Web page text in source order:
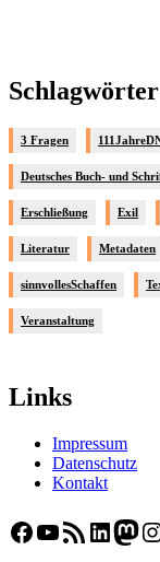
Schlagwörter
3 Fragen
Deutsches Buch- und
Erschließung Exil
Literatur Metadaten
sinnvollesSchaffen
Veranstaltung
Links
Impressum
Datenschutz
Kontakt
Facebook YouTube RSS-Feed LinkedIn Mastodon Instagram